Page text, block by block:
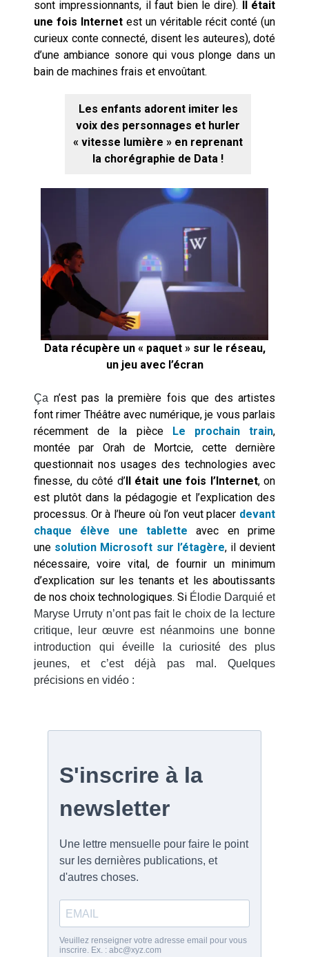
sont impressionnants, il faut bien le dire). Il était
une fois Internet est un véritable récit conté (un
curieux conte connecté, disent les auteures), doté
d’une ambiance sonore qui vous plonge dans un
bain de machines frais et envoûtant.
Les enfants adorent imiter les
voix des personnages et hurler
« vitesse lumière » en reprenant
la chorégraphie de Data !
Data récupère un « paquet » sur le réseau,
un jeu avec l’écran
Ça n’est pas la première fois que des artistes
font rimer Théâtre avec numérique, je vous parlais
récemment de la pièce
Le prochain train,
montée par Orah de Mortcie, cette dernière
questionnait nos usages des technologies avec
finesse, du côté d’Il était une fois l’Internet, on
est plutôt dans la pédagogie et l’explication des
processus. Or à l’heure où l’on veut placer devant
chaque élève une tablette avec en prime
une solution Microsoft sur l’étagère, il devient
nécessaire, voire vital, de fournir un minimum
d’explication sur les tenants et les aboutissants
de nos choix technologiques. Si Élodie Darquié et
Maryse Urruty n’ont pas fait le choix de la lecture
critique, leur œuvre est néanmoins une bonne
introduction qui éveille la curiosité des plus
jeunes, et c’est déjà pas mal. Quelques
précisions en vidéo :